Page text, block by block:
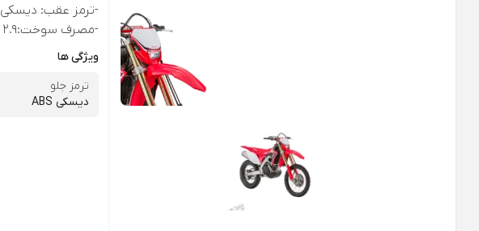
-ترمز عقب: دیسکی
-مصرف سوخت:2.9 لیتر در 100 کیلومتر
ویژگی ها
ترمز جلو
دیسکی ABS